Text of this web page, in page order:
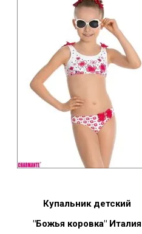
Купальник детский
"Божья коровка" Италия